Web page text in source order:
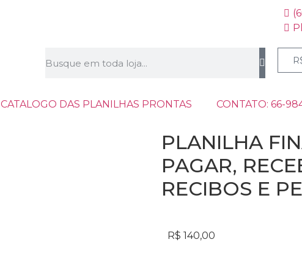
CATALOGO DAS PLANILHAS PRONTAS CONTATO: 66-
PLANILHA
PAGAR,
RECIBOS E
R$ 140,00